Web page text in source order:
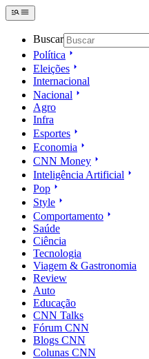
Buscar
Política
Eleições
Internacional
Nacional
Agro
Infra
Esportes
Economia
CNN Money
Inteligência Artificial
Pop
Style
Comportamento
Saúde
Ciência
Tecnologia
Viagem & Gastronomia
Review
Auto
Educação
CNN Talks
Fórum CNN
Blogs CNN
Colunas CNN